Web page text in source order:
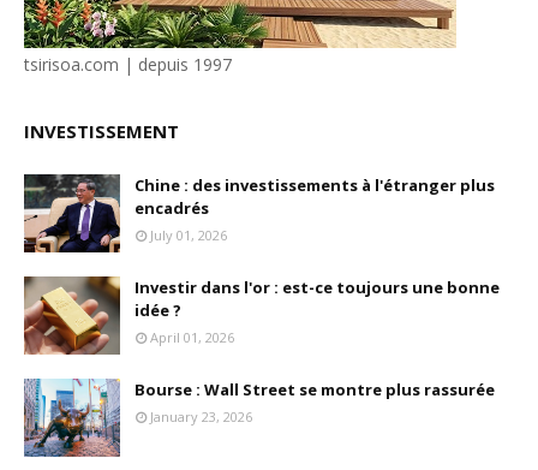
tsirisoa.com | depuis 1997
INVESTISSEMENT
Chine : des investissements à l'étranger plus
encadrés
July 01, 2026
Investir dans l'or : est-ce toujours une bonne
idée ?
April 01, 2026
Bourse : Wall Street se montre plus rassurée
January 23, 2026